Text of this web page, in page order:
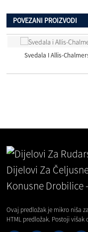
POVEZANI PROIZVODI
Svedala I Allis-
Ovaj predložak je mikro niša
HTML predložak. Postoji višak